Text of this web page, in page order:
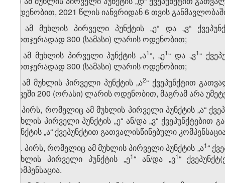
ოდენობით, 2021 წლის იანვრიდან 6 თვის
ე) ამ მუხლის პირველი პუნქტის „ე“ და „ვ“
ერთჯერადად 300 (სამასი) ლარის ოდენობით;
ვ) ამ მუხლის პირველი პუნქტის „ა​1“, „ე​1“ და „ვ​1“
ერთჯერადად 300 (სამასი) ლარის ოდენობით;
ზ) ამ მუხლის პირველი პუნქტის „ა​2“ ქვეპუნქტით
თვეში 200 (ორასი) ლარის ოდენობით, მაგრამ არა
3. პირს, რომელიც ამ მუხლის პირველი პუნქტის „ა“
მუხლის პირველი პუნქტის „ე“ ან/და „ვ“
პუნქტის „ა“ ქვეპუნქტით გათვალისწინებული
. პირს, რომელიც ამ მუხლის პირველი პუნქტის „ა​1“
მუხლის პირველი პუნქტის „ე​1“ ან/და „ვ​1“
კომპენსაცია.